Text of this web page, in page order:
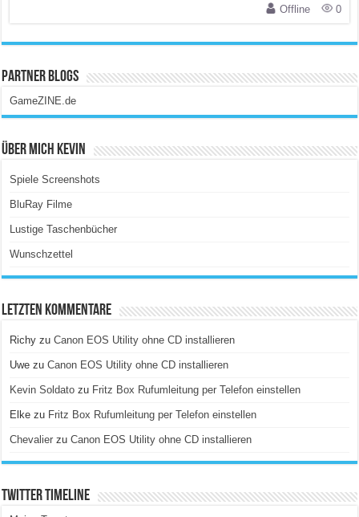
Offline
0
Partner Blogs
GameZINE.de
Über Mich Kevin
Spiele Screenshots
BluRay Filme
Lustige Taschenbücher
Wunschzettel
Letzten Kommentare
Richy zuCanon EOS Utility ohne CD installieren
Uwe zuCanon EOS Utility ohne CD installieren
Kevin Soldato zu Fritz Box Rufumleitung per Telefon einstellen
Elke zu Fritz Box Rufumleitung per Telefon einstellen
Chevalier zuCanon EOS Utility ohne CD installieren
Twitter Timeline